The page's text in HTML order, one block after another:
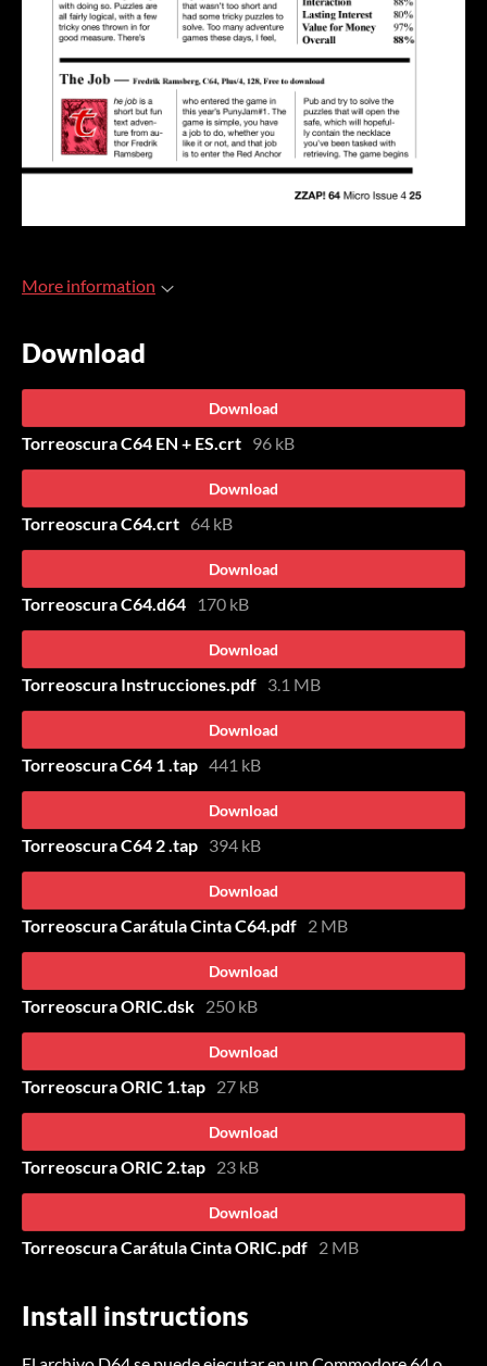
More information
Download
Download
Torreoscura C64 EN + ES.crt 96 kB
Download
Torreoscura C64.crt 64 kB
Download
Torreoscura C64.d64 170 kB
Download
Torreoscura Instrucciones.pdf 3.1 MB
Download
Torreoscura C64 1 .tap 441 kB
Download
Torreoscura C64 2 .tap 394 kB
Download
Torreoscura Carátula Cinta C64.pdf 2 MB
Download
Torreoscura ORIC.dsk 250 kB
Download
Torreoscura ORIC 1.tap 27 kB
Download
Torreoscura ORIC 2.tap 23 kB
Download
Torreoscura Carátula Cinta ORIC.pdf 2 MB
Install instructions